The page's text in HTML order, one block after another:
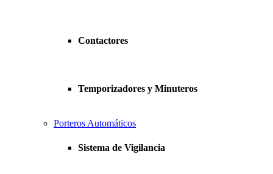
Contactores
Temporizadores y Minuteros
Porteros Automáticos
Sistema de Vigilancia